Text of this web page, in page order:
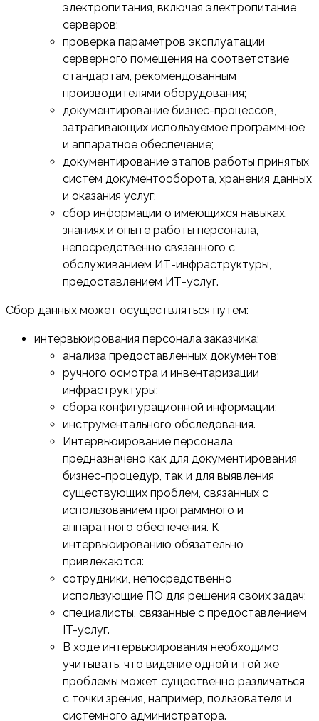
электропитания, включая электропитание
серверов;
проверка параметров эксплуатации
серверного помещения на соответствие
стандартам, рекомендованным
производителями оборудования;
документирование бизнес-процессов,
затрагивающих используемое программное
и аппаратное обеспечение;
документирование этапов работы принятых
систем документооборота, хранения данных
и оказания услуг;
сбор информации о имеющихся навыках,
знаниях и опыте работы персонала,
непосредственно связанного с
обслуживанием ИТ-инфраструктуры,
предоставлением ИТ-услуг.
Сбор данных может осуществляться путем:
интервьюирования персонала заказчика;
анализа предоставленных документов;
ручного осмотра и инвентаризации
инфраструктуры;
сбора конфигурационной информации;
инструментального обследования.
Интервьюирование персонала
предназначено как для документирования
бизнес-процедур, так и для выявления
существующих проблем, связанных с
использованием программного и
аппаратного обеспечения. К
интервьюированию обязательно
привлекаются:
сотрудники, непосредственно
использующие ПО для решения своих задач;
специалисты, связанные с предоставлением
IT-услуг.
В ходе интервьюирования необходимо
учитывать, что видение одной и той же
проблемы может существенно различаться
с точки зрения, например, пользователя и
системного администратора.